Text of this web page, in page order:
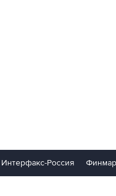
Интерфакс-Россия